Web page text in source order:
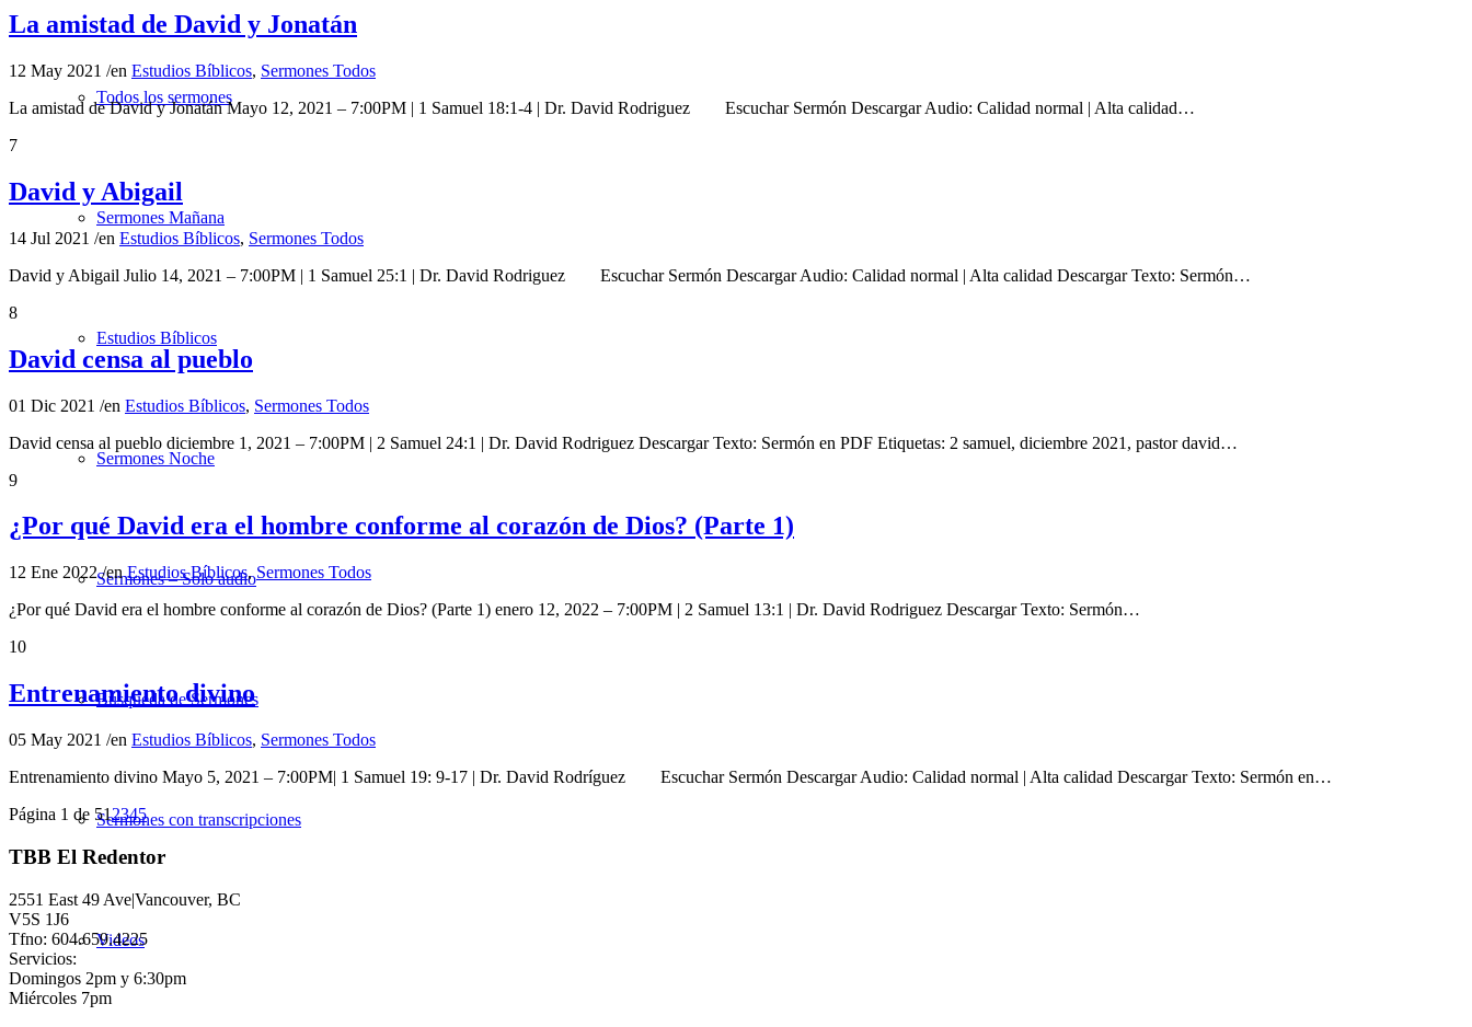
Todos los sermones
Sermones Mañana
Estudios Bíblicos
Sermones Noche
Sermones – Solo audio
Búsqueda de Sermones
Sermones con transcripciones
Videos
La amistad de David y Jonatán
12 May 2021 /en Estudios Bíblicos, Sermones Todos
La amistad de David y Jonatán Mayo 12, 2021 – 7:00PM | 1 Samuel 18:1-4 | Dr. David Rodriguez Escuchar Sermón Descargar Audio: Calidad normal | Alta calidad…
7
David y Abigail
14 Jul 2021 /en Estudios Bíblicos, Sermones Todos
David y Abigail Julio 14, 2021 – 7:00PM | 1 Samuel 25:1 | Dr. David Rodriguez Escuchar Sermón Descargar Audio: Calidad normal | Alta calidad Descargar Texto: Sermón…
8
David censa al pueblo
01 Dic 2021 /en Estudios Bíblicos, Sermones Todos
David censa al pueblo diciembre 1, 2021 – 7:00PM | 2 Samuel 24:1 | Dr. David Rodriguez Descargar Texto: Sermón en PDF Etiquetas: 2 samuel, diciembre 2021, pastor david…
9
¿Por qué David era el hombre conforme al corazón de Dios? (Parte 1)
12 Ene 2022/enEstudios Bíblicos,Sermones Todos
¿Por qué David era el hombre conforme al corazón de Dios? (Parte 1) enero 12, 2022 – 7:00PM | 2 Samuel 13:1 | Dr. David Rodriguez Descargar Texto: Sermón…
10
Entrenamiento divino
05 May 2021 /en Estudios Bíblicos, Sermones Todos
Entrenamiento divino Mayo 5, 2021 – 7:00PM| 1 Samuel 19: 9-17 | Dr. David Rodríguez Escuchar Sermón Descargar Audio: Calidad normal | Alta calidad Descargar Texto: Sermón en…
Página 1 de 512345
TBB El Redentor
2551 East 49 Ave|Vancouver, BC
V5S 1J6
Tfno: 604.659.4225
Servicios:
Domingos 2pm y 6:30pm
Miércoles 7pm